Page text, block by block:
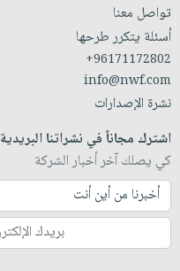
تواصل معنا
أسئلة يتكرر طرحها
+96171172802
info@nwf.com
نشرة الإصدارات
اشترك مجاناً في نشراتنا البريدية
كي يصلك آخر أخبار الشركة